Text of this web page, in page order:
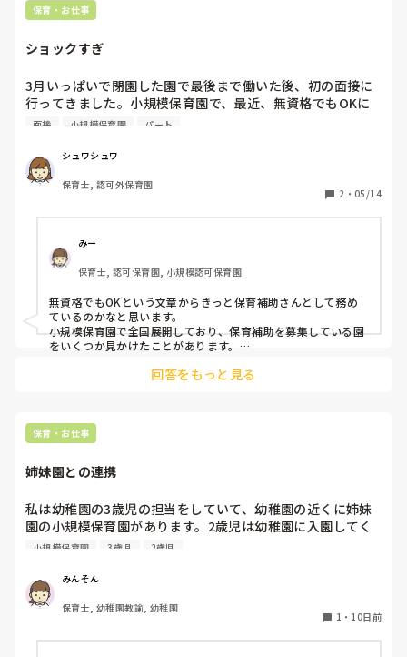
てくださいね。安全で使いやすい方法が見つかるよう応援して
います。
保育・お仕事
ショックすぎ
3月いっぱいで閉園した園で最後まで働いた後、初の面接に
行ってきました。小規模保育園で、最近、無資格でもOKに
なった所で、だいぶ前から絶対ここで働きたいって思ってた
分足らずで面接は終わり、園内を見学させてもらって子ども
達を見たら可愛いすぎて、保育の仕事しかない!!って思って
たのに第一志望だった、その園が不採用になってしまいまし
た。泣さそうなぐらいショックです。職安通いながら、また
さかしひするけど、しばらくショックから立ち直れそうにな
面接 小規模保育園 パート
シュワシュワ
保育士, 認可外保育園
2 ・ 05/14
みー
保育士, 認可保育園, 小規模認可保育園
無資格でもOKという文章からきっと保育補助さんとして務め
ているのかなと思います。
小規模保育園で全国展開しており、保育補助を募集している園
をいくつか見かけたことがあります。
ることも多くあります。
もありますよ。
回答をもっと見る
保育・お仕事
姉妹園との連携
私は幼稚園の3歳児の担当をしていて、幼稚園の近くに姉妹
園の小規模保育園があります。2歳児は幼稚園に入園してく
るので、保育園の先生と連携していますが、日常的に連携が
より関わりを増やし連携するために、入園後も保育園の先生
に行事など見にきてもらったり、園庭に遊びにきてもらった
りとしていますが、なかなか連携が取れていない状況です。
あれば教えて欲しいです！
小規模保育園 3歳児 2歳児
みんそん
保育士, 幼稚園教諭, 幼稚園
1 ・ 10日前